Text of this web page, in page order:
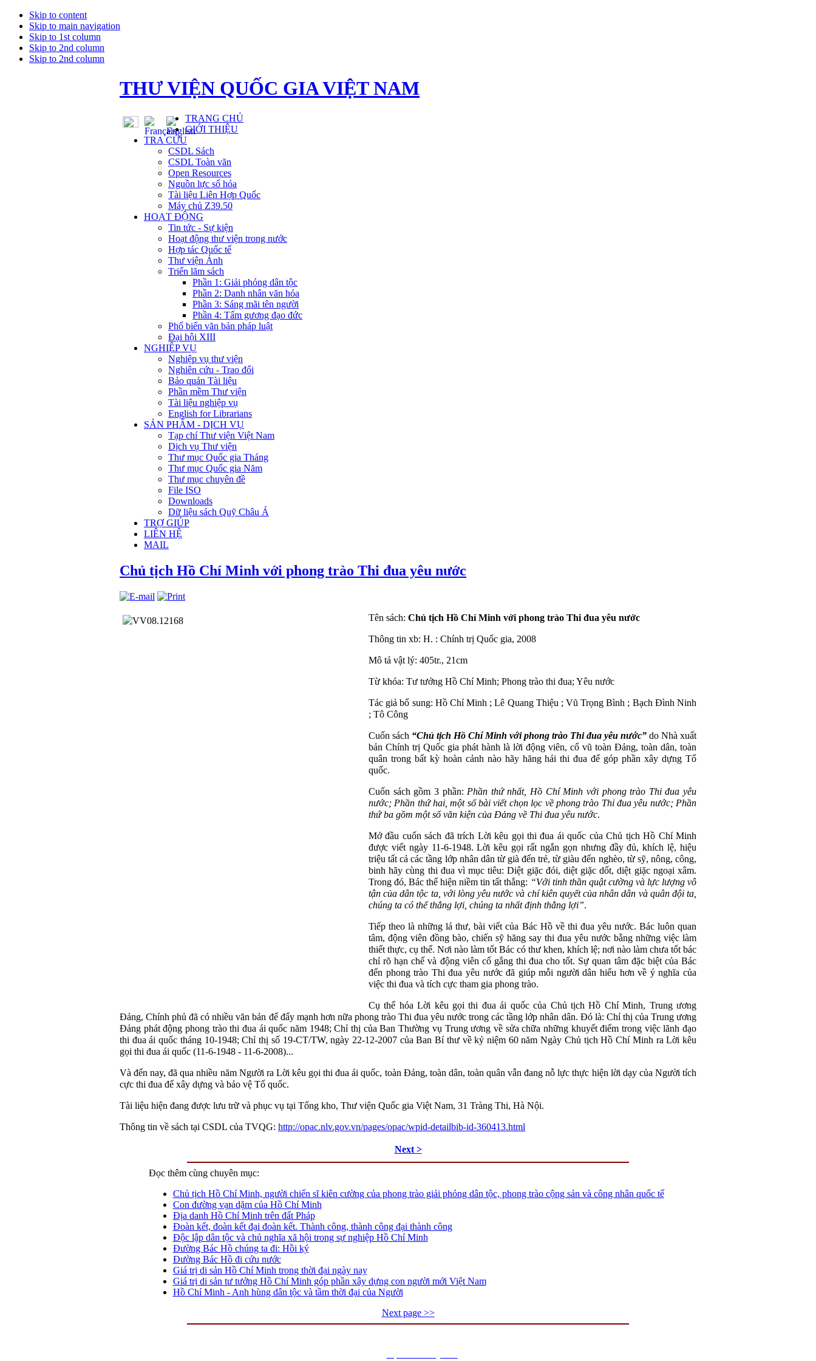
Skip to content
Skip to main navigation
Skip to 1st column
Skip to 2nd column
Skip to 2nd column
THƯ VIỆN QUỐC GIA VIỆT NAM
TRANG CHỦ
GIỚI THIỆU
TRA CỨU
CSDL Sách
CSDL Toàn văn
Open Resources
Nguồn lực số hóa
Tài liệu Liên Hợp Quốc
Máy chủ Z39.50
HOẠT ĐỘNG
Tin tức - Sự kiện
Hoạt động thư viện trong nước
Hợp tác Quốc tế
Thư viện Ảnh
Triển lãm sách
Phần 1: Giải phóng dân tộc
Phần 2: Danh nhân văn hóa
Phần 3: Sáng mãi tên người
Phần 4: Tấm gương đạo đức
Phổ biến văn bản pháp luật
Đại hội XIII
NGHIỆP VỤ
Nghiệp vụ thư viện
Nghiên cứu - Trao đổi
Bảo quản Tài liệu
Phần mềm Thư viện
Tài liệu nghiệp vụ
English for Librarians
SẢN PHẨM - DỊCH VỤ
Tạp chí Thư viện Việt Nam
Dịch vụ Thư viện
Thư mục Quốc gia Tháng
Thư mục Quốc gia Năm
Thư mục chuyên đề
File ISO
Downloads
Dữ liệu sách Quỹ Châu Á
TRỢ GIÚP
LIÊN HỆ
MAIL
Chủ tịch Hồ Chí Minh với phong trào Thi đua yêu nước
Tên sách: Chủ tịch Hồ Chí Minh với phong trào Thi đua yêu nước
Thông tin xb: H. : Chính trị Quốc gia, 2008
Mô tả vật lý: 405tr., 21cm
Từ khóa: Tư tưởng Hồ Chí Minh; Phong trào thi đua; Yêu nước
Tác giả bổ sung: Hồ Chí Minh ; Lê Quang Thiệu ; Vũ Trọng Bình ; Bạch Đình Ninh
; Tô Công
Cuốn sách “Chủ tịch Hồ Chí Minh với phong trào Thi đua yêu nước” do Nhà xuất
bản Chính trị Quốc gia phát hành là lời động viên, cổ vũ toàn Đảng, toàn dân, toàn
quân trong bất kỳ hoàn cảnh nào hãy hăng hái thi đua để góp phần xây dựng Tổ
quốc.
Cuốn sách gồm 3 phần: Phần thứ nhất, Hồ Chí Minh với phong trào Thi đua yêu
nước; Phần thứ hai, một số bài viết chọn lọc về phong trào Thi đua yêu nước; Phần
thứ ba gồm một số văn kiện của Đảng về Thi đua yêu nước.
Mở đầu cuốn sách đã trích Lời kêu gọi thi đua ái quốc của Chủ tịch Hồ Chí Minh
được viết ngày 11-6-1948. Lời kêu gọi rất ngắn gọn nhưng đầy đủ, khích lệ, hiệu
triệu tất cả các tầng lớp nhân dân từ già đến trẻ, từ giàu đến nghèo, từ sỹ, nông, công,
binh hãy cùng thi đua vì mục tiêu: Diệt giặc đói, diệt giặc dốt, diệt giặc ngoại xâm.
Trong đó, Bác thể hiện niềm tin tất thắng: “Với tinh thần quật cường và lực lượng vô
tận của dân tộc ta, với lòng yêu nước và chí kiên quyết của nhân dân và quân đội ta,
chúng ta có thể thắng lợi, chúng ta nhất định thắng lợi”.
Tiếp theo là những lá thư, bài viết của Bác Hồ về thi đua yêu nước. Bác luôn quan
tâm, động viên đồng bào, chiến sỹ hăng say thi đua yêu nước bằng những việc làm
thiết thực, cụ thể. Nơi nào làm tốt Bác có thư khen, khích lệ; nơi nào làm chưa tốt bác
chỉ rõ hạn chế và động viên cố gắng thi đua cho tốt. Sự quan tâm đặc biệt của Bác
đến phong trào Thi đua yêu nước đã giúp mỗi người dân hiểu hơn về ý nghĩa của
việc thi đua và tích cực tham gia phong trào.
Cụ thể hóa Lời kêu gọi thi đua ái quốc của Chủ tịch Hồ Chí Minh, Trung ương
Đảng, Chính phủ đã có nhiều văn bản để đẩy mạnh hơn nữa phong trào Thi đua yêu nước trong các tầng lớp nhân dân. Đó là: Chỉ thị của Trung ương
Đảng phát động phong trào thi đua ái quốc năm 1948; Chỉ thị của Ban Thường vụ Trung ương về sửa chữa những khuyết điểm trong việc lãnh đạo
thi đua ái quốc tháng 10-1948; Chỉ thị số 19-CT/TW, ngày 22-12-2007 của Ban Bí thư về kỷ niệm 60 năm Ngày Chủ tịch Hồ Chí Minh ra Lời kêu
gọi thi đua ái quốc (11-6-1948 - 11-6-2008)...
Và đến nay, đã qua nhiều năm Người ra Lời kêu gọi thi đua ái quốc, toàn Đảng, toàn dân, toàn quân vẫn đang nỗ lực thực hiện lời dạy của Người tích
cực thi đua để xây dựng và bảo vệ Tổ quốc.
Tài liệu hiện đang được lưu trữ và phục vụ tại Tổng kho, Thư viện Quốc gia Việt Nam, 31 Tràng Thi, Hà Nội.
Thông tin về sách tại CSDL của TVQG: http://opac.nlv.gov.vn/pages/opac/wpid-detailbib-id-360413.html
Next >
Đọc thêm cùng chuyên mục:
Chủ tịch Hồ Chí Minh, người chiến sĩ kiên cường của phong trào giải phóng dân tộc, phong trào cộng sản và công nhân quốc tế
Con đường vạn dặm của Hồ Chí Minh
Địa danh Hồ Chí Minh trên đất Pháp
Đoàn kết, đoàn kết đại đoàn kết. Thành công, thành công đại thành công
Độc lập dân tộc và chủ nghĩa xã hội trong sự nghiệp Hồ Chí Minh
Đường Bác Hồ chúng ta đi: Hồi ký
Đường Bác Hồ đi cứu nước
Giá trị di sản Hồ Chí Minh trong thời đại ngày nay
Giá trị di sản tư tưởng Hồ Chí Minh góp phần xây dựng con người mới Việt Nam
Hồ Chí Minh - Anh hùng dân tộc và tầm thời đại của Người
Next page >>